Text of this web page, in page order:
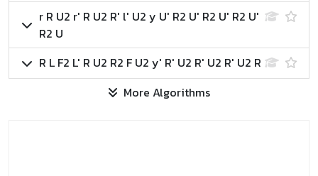
r R U2 r' R U2 R' l' U2 y U' R2 U' R2 U' R2 U'
R2 U
R L F2 L' R U2 R2 F U2 y' R' U2 R' U2 R' U2 R
More Algorithms